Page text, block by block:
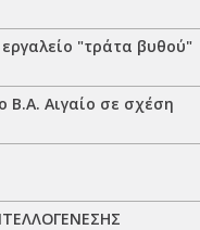
"τράτα βυθού"
Β.Α. Αιγαίο σε σχέση